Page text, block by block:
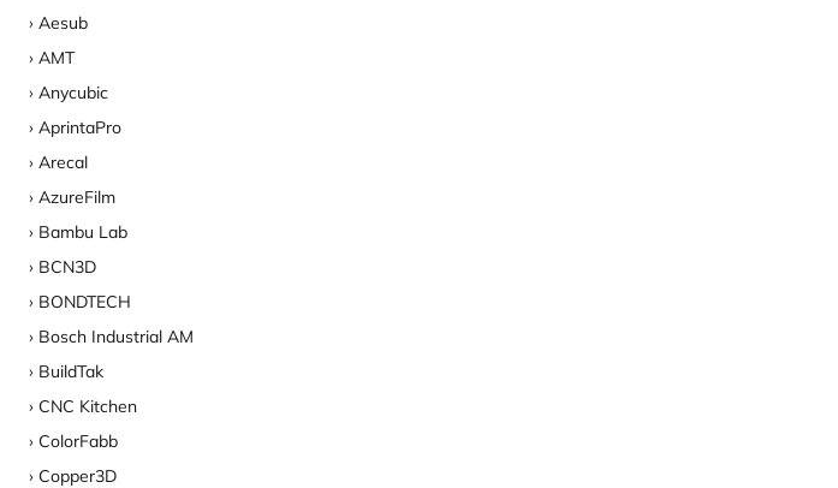
Aesub
AMT
Anycubic
AprintaPro
Arecal
AzureFilm
Bambu Lab
BCN3D
BONDTECH
Bosch Industrial AM
BuildTak
CNC Kitchen
ColorFabb
Copper3D